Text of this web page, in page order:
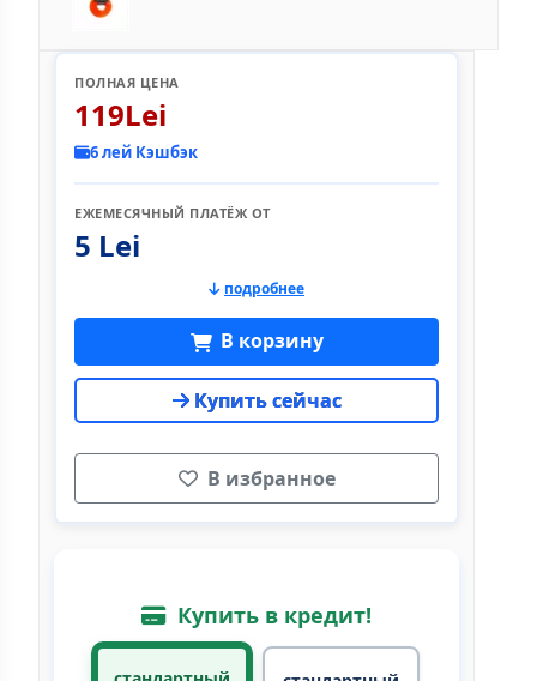
ПОЛНАЯ ЦЕНА
119Lei
6 лей Кэшбэк
ЕЖЕМЕСЯЧНЫЙ ПЛАТЁЖ ОТ
5 Lei
подробнее
В корзину
Купить сейчас
В избранное
Купить в кредит!